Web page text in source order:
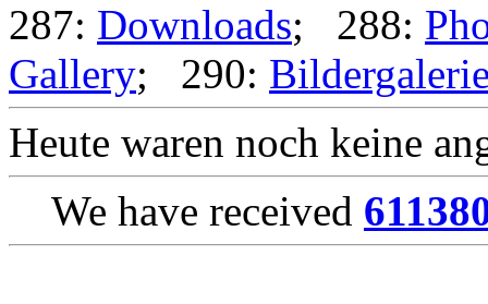
287: Downloads; 288:
Gallery; 290:
Heute waren noch keine
We have received